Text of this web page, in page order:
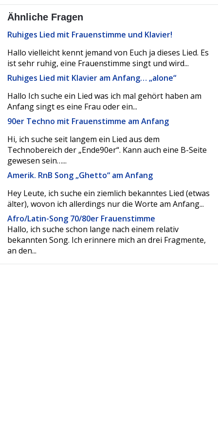
Ähnliche Fragen
Ruhiges Lied mit Frauenstimme und Klavier!
Hallo vielleicht kennt jemand von Euch ja dieses Lied. Es
ist sehr ruhig, eine Frauenstimme singt und wird...
Ruhiges Lied mit Klavier am Anfang… „alone“
Hallo Ich suche ein Lied was ich mal gehört haben am
Anfang singt es eine Frau oder ein...
90er Techno mit Frauenstimme am Anfang
Hi, ich suche seit langem ein Lied aus dem
Technobereich der „Ende90er“. Kann auch eine B-Seite
gewesen sein…...
Amerik. RnB Song „Ghetto“ am Anfang
Hey Leute, ich suche ein ziemlich bekanntes Lied (etwas
älter), wovon ich allerdings nur die Worte am Anfang...
Afro/Latin-Song 70/80er Frauenstimme
Hallo, ich suche schon lange nach einem relativ
bekannten Song. Ich erinnere mich an drei Fragmente,
an den...